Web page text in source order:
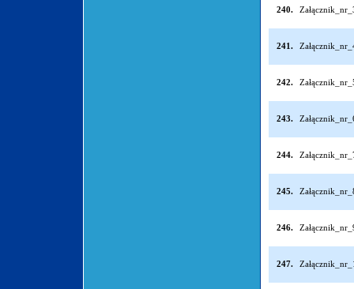
240.
241.
242.
243.
244.
245.
246.
247.